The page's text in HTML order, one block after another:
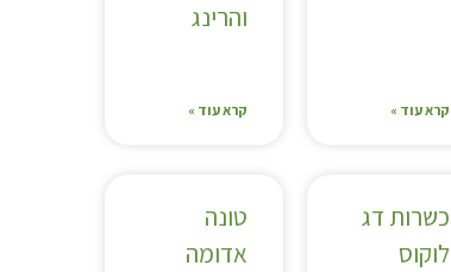
קרא עוד »
והרינג
קרא עוד »
כשרות דג
לוקוס
טונה
אדומה